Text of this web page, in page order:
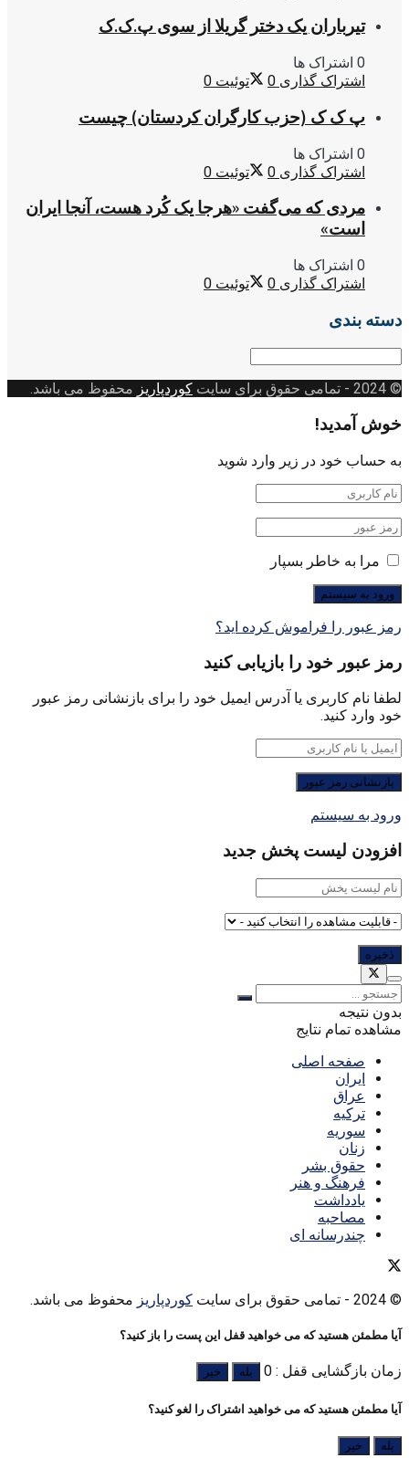
تیرباران یک دختر گریلا از سوی پ.ک.ک
0 اشتراک ها
اشتراک گذاری 0 توئیت 0
پ ک ک (حزب کارگران کردستان) چیست
0 اشتراک ها
اشتراک گذاری 0 توئیت 0
مردی که می‌گفت «هرجا یک کُرد هست، آنجا ایران
است»
0 اشتراک ها
اشتراک گذاری 0 توئیت 0
دسته بندی
© 2024
- تمامی حقوق برای سایت کوردپاریز محفوظ می باشد.
خوش آمدید!
به حساب خود در زیر وارد شوید
مرا به خاطر بسپار
رمز عبور را فراموش کرده اید؟
رمز عبور خود را بازیابی کنید
لطفا نام کاربری یا آدرس ایمیل خود را برای بازنشانی رمز عبور
خود وارد کنید.
ورود به سیستم
افزودن لیست پخش جدید
بدون نتیجه
مشاهده تمام نتایج
صفحه اصلی
ایران
عراق
ترکیه
سوریه
زنان
حقوق بشر
فرهنگ و هنر
یادداشت
مصاحبه
چندرسانه ای
© 2024 - تمامی حقوق برای سایت کوردپاریز محفوظ می باشد.
آیا مطمئن هستید که می خواهید قفل این پست را باز کنید؟
زمان بازگشایی قفل : 0 بله خیر
آیا مطمئن هستید که می خواهید اشتراک را لغو کنید؟
بله خیر